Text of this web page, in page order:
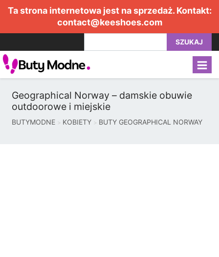
Ta strona internetowa jest na sprzedaż. Kontakt:
contact@keeshoes.com
SZUKAJ
Geographical Norway – damskie obuwie
outdoorowe i miejskie
BUTYMODNE KOBIETY BUTY GEOGRAPHICAL NORWAY